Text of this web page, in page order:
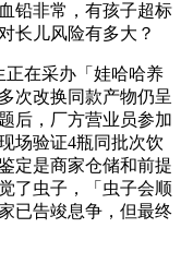
非常，有孩子超标
长儿风险有多大？
在采办「娃哈哈养
次改换同款产物仍呈
后，厂方营业员参加
场验证4瓶同批次饮
定是商家仓储和前提
了虫子，「虫子会顺
已告竣息争，但最终